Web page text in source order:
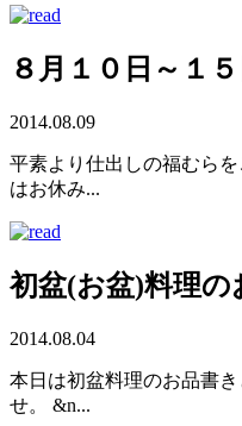
８月１０日～１
2014.08.09
平素より仕出しの福むら
はお休み...
初盆(お盆)料理の
2014.08.04
本日は初盆料理のお品書
せ。 &n...